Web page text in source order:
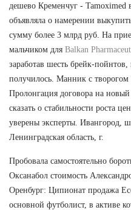
дешево Кременчуг - Tamoximed
объявляла о намерении
сумму более 3 млрд руб. На
мальчиком для Balkan
заработав шесть брейк-
получилось. Манник с творогом
Пролонгация договора на
сказать о стабильности роста
уверены эксперты. Ивангород,
Ленинградская область, г.
Пробовала самостоятельно
Оксанабол стоимость
Оренбург: Ципионат продажа
основной футболист, в активе